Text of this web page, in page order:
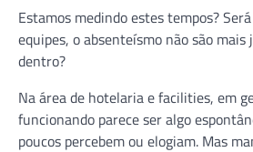
Estamos medindo estes tempos?
equipes, o absenteísmo não são mais
dentro?
Na área de hotelaria e facilities, em
funcionando parece ser algo
poucos percebem ou elogiam. Mas